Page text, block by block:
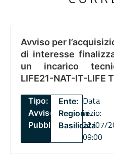
Avviso per
di interesse
un incarico
LIFE21-NAT-IT-LIFE
Tipo:
Avviso
Pubblico
Ente:
Regione
Basilicata
Data
inizio:
22/07/
09:00